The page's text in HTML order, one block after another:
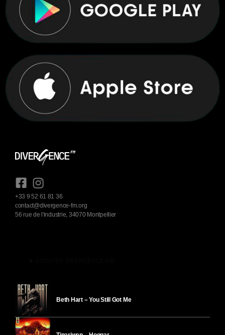
+33 9 52 61 81 36
contact@divergence-fm.org
56 rue de l'industrie, 34070 Montpellier
Beth Hart – You Still Got Me